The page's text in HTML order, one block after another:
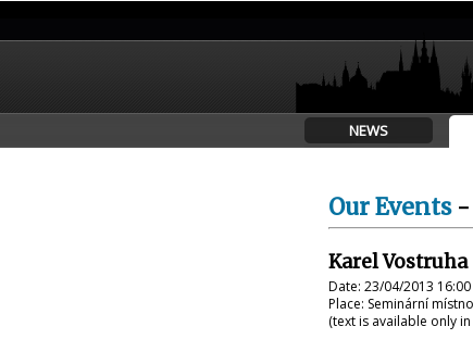
NEWS
Our Events-
Karel
Date: 23/04/2013 16:00
Place: Seminární
(text is available only